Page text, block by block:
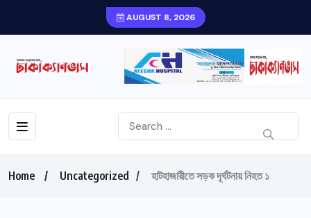
AUGUST 8, 2026
Home Uncategorized হাটহাজারীতে সড়ক দূর্ঘটনায় নিহত ১